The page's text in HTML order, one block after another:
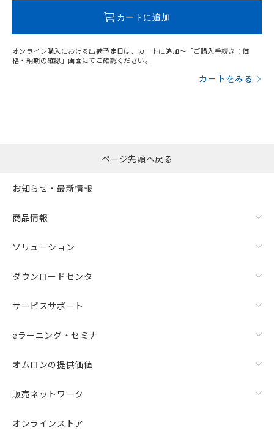
カートに追加
オンライン購入における出荷予定日は、カートに追加～「ご購入手続き：価
格・納期の確認」画面にてご確認ください。
カートをみる
ページ先頭へ戻る
お知らせ・最新情報
商品情報
ソリューション
ダウンロードセンタ
サービスサポート
eラーニング・セミナ
オムロンの提供価値
販売ネットワーク
オンラインストア